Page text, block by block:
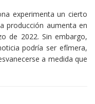
experimenta un cierto
producción aumenta en
de 2022. Sin embargo,
podría ser efímera,
a medida que